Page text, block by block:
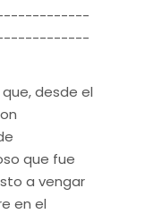
desde el
que fue
a vengar
en el